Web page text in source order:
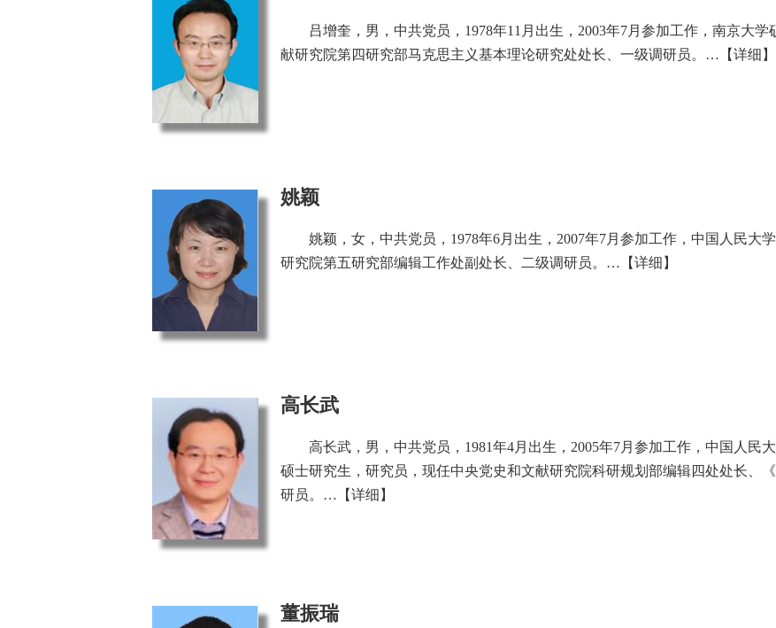
吕增奎，男，中共党员，1978年11月出生，2003年7月参加工作，南京大
献研究院第四研究部马克思主义基本理论研究处处长、一级调研员。… 【详细】
姚颖
姚颖，女，中共党员，1978年6月出生，2007年7月参加工作，中国人民大
研究院第五研究部编辑工作处副处长、二级调研员。… 【详细】
高长武
高长武，男，中共党员，1981年4月出生，2005年7月参加工作，中国人民
硕士研究生，研究员，现任中央党史和文献研究院科研规划部编辑四处处长、
研员。… 【详细】
董振瑞